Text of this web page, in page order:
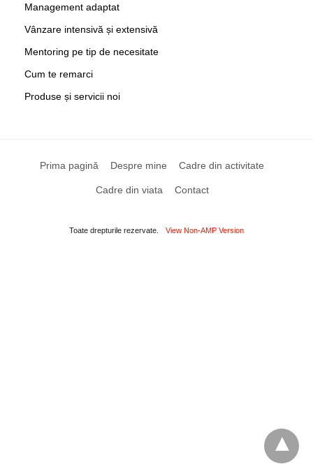
Management adaptat
Vânzare intensivă și extensivă
Mentoring pe tip de necesitate
Cum te remarci
Produse și servicii noi
Prima pagină Despre mine Cadre din activitate
Cadre din viata Contact
Toate drepturile rezervate. View Non-AMP Version